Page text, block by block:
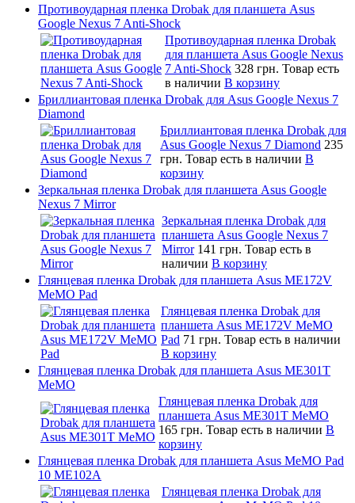
Противоударная пленка Drobak для планшета Asus
Google Nexus 7 Anti-Shock
Противоударная пленка Drobak
для планшета Asus Google Nexus
7 Anti-Shock 328 грн. Товар есть
в наличии В корзину
Бриллиантовая пленка Drobak для Asus Google Nexus 7
Diamond
Бриллиантовая пленка Drobak для
Asus Google Nexus 7 Diamond 235
грн. Товар есть в наличии В
корзину
Зеркальная пленка Drobak для планшета Asus Google
Nexus 7 Mirror
Зеркальная пленка Drobak для
планшета Asus Google Nexus 7
Mirror 141 грн. Товар есть в
наличии В корзину
Глянцевая пленка Drobak для планшета Asus ME172V
MeMO Pad
Глянцевая пленка Drobak для
планшета Asus ME172V MeMO
Pad 71 грн. Товар есть в наличии
В корзину
Глянцевая пленка Drobak для планшета Asus ME301T
MeMO
Глянцевая пленка Drobak для
планшета Asus ME301T MeMO
165 грн. Товар есть в наличии В
корзину
Глянцевая пленка Drobak для планшета Asus MeMO Pad
10 ME102A
Глянцевая пленка Drobak для